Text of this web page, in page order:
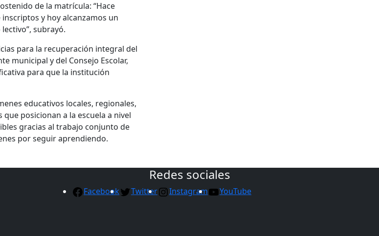
de la matrícula: “Hace
y hoy alcanzamos un
subrayó.
para la recuperación integral del
municipal y del Consejo Escolar,
para que la institución
educativos locales, regionales,
posicionan a la escuela a nivel
gracias al trabajo conjunto de
por seguir aprendiendo.
Redes sociales
Facebook Twitter Instagram YouTube